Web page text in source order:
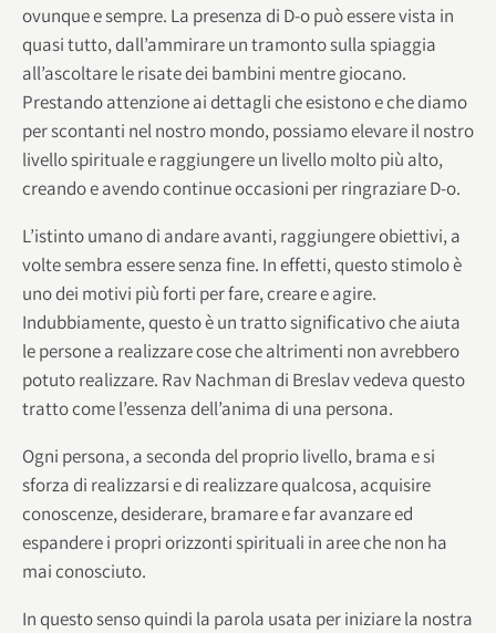
ovunque e sempre. La presenza di D-o può essere vista in
quasi tutto, dall’ammirare un tramonto sulla spiaggia
all’ascoltare le risate dei bambini mentre giocano.
Prestando attenzione ai dettagli che esistono e che diamo
per scontanti nel nostro mondo, possiamo elevare il nostro
livello spirituale e raggiungere un livello molto più alto,
creando e avendo continue occasioni per ringraziare D-o.
L’istinto umano di andare avanti, raggiungere obiettivi, a
volte sembra essere senza fine. In effetti, questo stimolo è
uno dei motivi più forti per fare, creare e agire.
Indubbiamente, questo è un tratto significativo che aiuta
le persone a realizzare cose che altrimenti non avrebbero
potuto realizzare. Rav Nachman di Breslav vedeva questo
tratto come l’essenza dell’anima di una persona.
Ogni persona, a seconda del proprio livello, brama e si
sforza di realizzarsi e di realizzare qualcosa, acquisire
conoscenze, desiderare, bramare e far avanzare ed
espandere i propri orizzonti spirituali in aree che non ha
mai conosciuto.
In questo senso quindi la parola usata per iniziare la nostra